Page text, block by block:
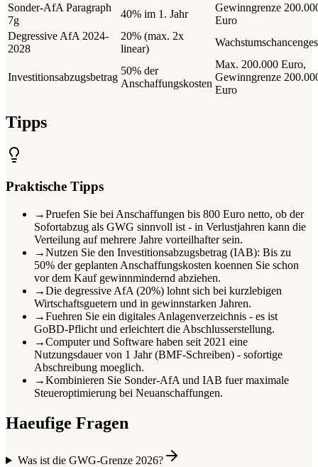
Sonder-AfA Paragraph
7g
40% im 1. Jahr
Gewinngrenze
Euro
Degressive AfA 2024-
2028
20% (max. 2x
linear)
Investitionsabzugsbetrag
50% der
Anschaffungskosten
Max. 200.000 Euro,
Gewinngrenze
Euro
Tipps
Praktische Tipps
→Pruefen Sie bei Anschaffungen bis 800 Euro netto, ob der
Sofortabzug als GWG sinnvoll ist - in Verlustjahren kann die
Verteilung auf mehrere Jahre vorteilhafter sein.
→Nutzen Sie den Investitionsabzugsbetrag (IAB): Bis zu
50% der geplanten Anschaffungskosten koennen Sie schon
vor dem Kauf gewinnmindernd abziehen.
→Die degressive AfA (20%) lohnt sich bei kurzlebigen
Wirtschaftsguetern und in gewinnstarken Jahren.
→Fuehren Sie ein digitales Anlagenverzeichnis - es ist
GoBD-Pflicht und erleichtert die Abschlusserstellung.
→Computer und Software haben seit 2021 eine
Nutzungsdauer von 1 Jahr (BMF-Schreiben) - sofortige
Abschreibung moeglich.
→Kombinieren Sie Sonder-AfA und IAB fuer maximale
Steueroptimierung bei Neuanschaffungen.
Haeufige Fragen
Was ist die GWG-Grenze 2026?